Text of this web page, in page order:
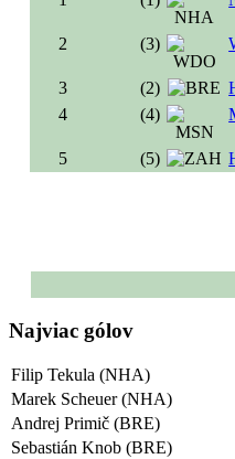
2 (3)
3 (2)
4
(4)
5 (5)
Najviac gólov
Filip Tekula (NHA)
Marek Scheuer (NHA)
Andrej Primič (BRE)
Sebastián Knob (BRE)